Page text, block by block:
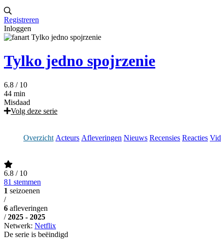
Registreren
Inloggen
Tylko jedno spojrzenie
6.8 / 10
44 min
Misdaad
Volg deze serie
Overzicht Acteurs Afleveringen Nieuws Recensies Reacties
6.8 / 10
81 stemmen
1 seizoenen
/
6 afleveringen
/ 2025 - 2025
Netwerk: Netflix
De serie is beëindigd